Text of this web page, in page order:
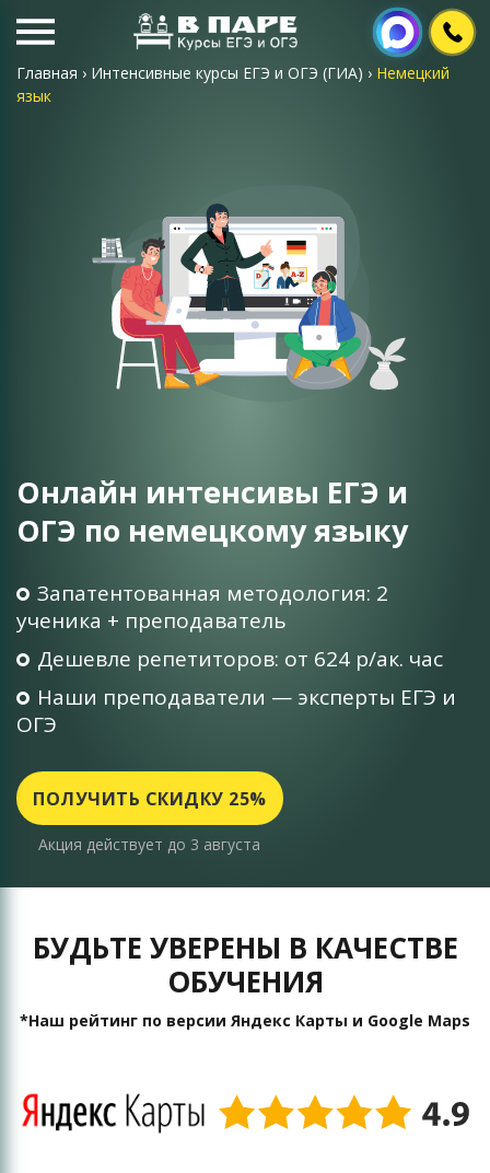
Главная › Интенсивные курсы ЕГЭ и ОГЭ (ГИА) › Немецкий
язык
Онлайн интенсивы ЕГЭ и
ОГЭ по немецкому языку
Запатентованная методология: 2
ученика + преподаватель
Дешевле репетиторов: от 624 р/ак. час
Наши преподаватели — эксперты ЕГЭ и
ОГЭ
ПОЛУЧИТЬ СКИДКУ 25%
Акция действует до 3 августа
БУДЬТЕ УВЕРЕНЫ В КАЧЕСТВЕ
ОБУЧЕНИЯ
*Наш рейтинг по версии Яндекс Карты и Google Maps